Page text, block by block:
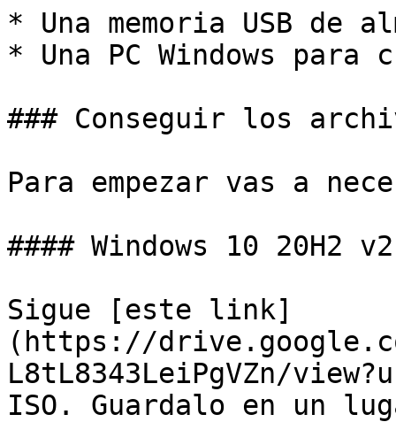
* Una memoria USB de
* Una PC Windows
### Conseguir los
Para empezar vas a
#### Windows 10 20H2
Sigue [este link]
(https://
L8tL8343LeiPgVZn/
ISO. Guardalo en un